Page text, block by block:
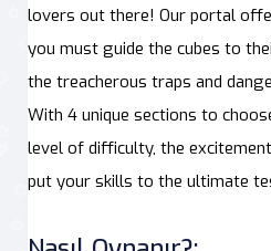
lovers out there! Our portal
you must guide the cubes to
the treacherous traps and
With 4 unique sections to
level of difficulty, the
put your skills to the ultimate